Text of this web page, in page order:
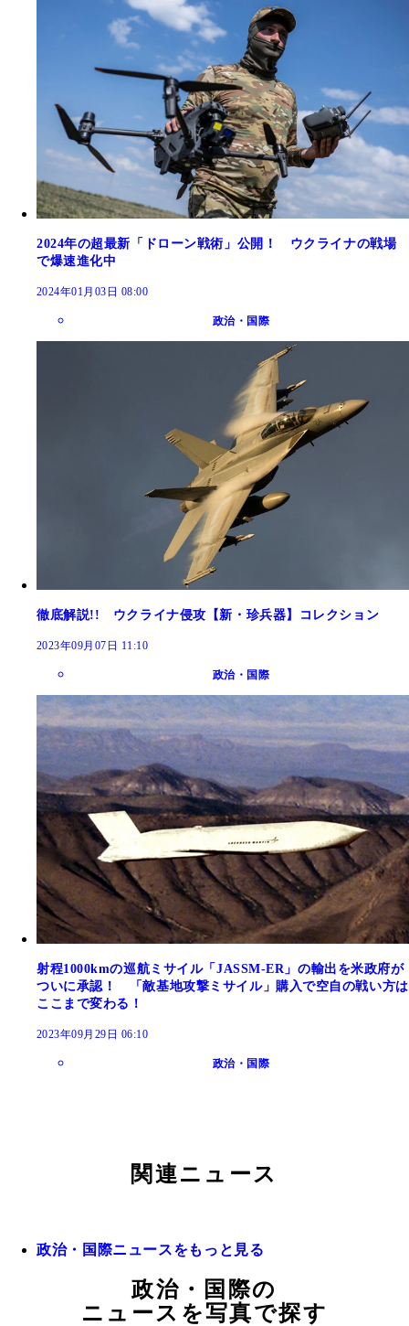
2024年の超最新「ドローン戦術」公開！ ウクライナの戦場
で爆速進化中
2024年01月03日 08:00
政治・国際
徹底解説!! ウクライナ侵攻【新・珍兵器】コレクション
2023年09月07日 11:10
政治・国際
射程1000kmの巡航ミサイル「JASSM-ER」の輸出を米政府が
ついに承認！ 「敵基地攻撃ミサイル」購入で空自の戦い方は
ここまで変わる！
2023年09月29日 06:10
政治・国際
関連ニュース
政治・国際ニュースをもっと見る
政治・国際の
ニュースを写真で探す